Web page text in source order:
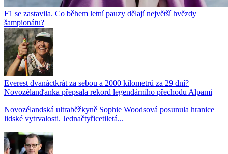
F1 se zastavila. Co během letní pauzy dělají největší hvězdy
šampionátu?
Everest dvanáctkrát za sebou a 2000 kilometrů za 29 dní?
Novozélanďanka přepsala rekord legendárního přechodu Alpami
Novozélandská ultraběžkyně Sophie Woodsová posunula hranice
lidské vytrvalosti. Jednačtyřicetiletá...